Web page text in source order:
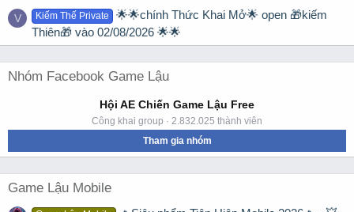
V Kiếm Thế Private
🌟🌟chính Thức Khai Mở🌟 open 🎁kiếm
Thiên🎁 vào 02/08/2026 🌟🌟
Nhóm Facebook Game Lậu
Hội AE Chiến Game Lậu Free
Công khai group · 2.832.025 thành viên
Tham gia nhóm
Game Lậu Mobile